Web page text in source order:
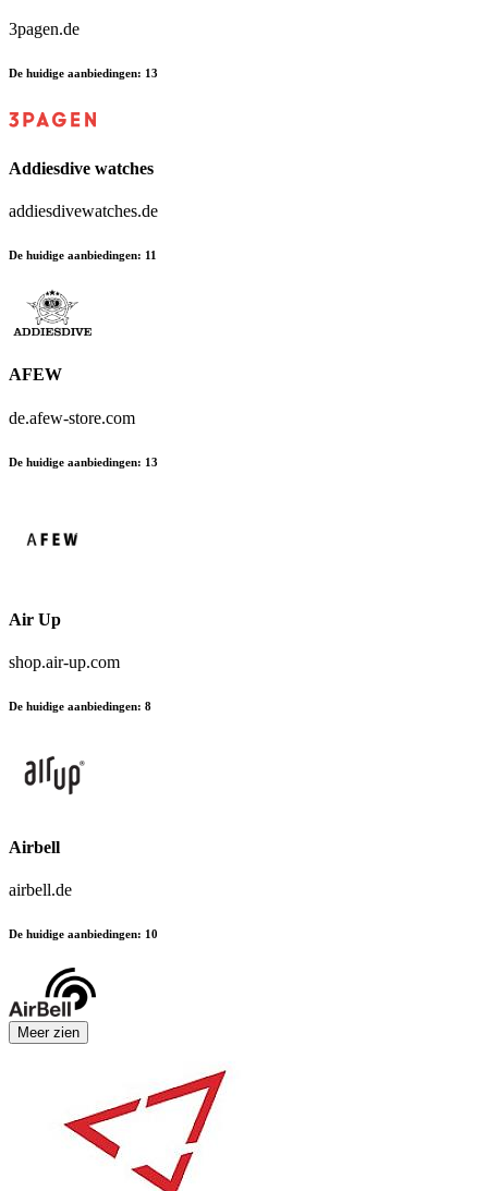
3pagen.de
De huidige aanbiedingen: 13
Addiesdive watches
addiesdivewatches.de
De huidige aanbiedingen: 11
AFEW
de.afew-store.com
De huidige aanbiedingen: 13
Air Up
shop.air-up.com
De huidige aanbiedingen: 8
Airbell
airbell.de
De huidige aanbiedingen: 10
Meer zien